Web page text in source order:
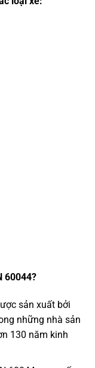
60044?
sản xuất bởi
những nhà sản
130 năm kinh